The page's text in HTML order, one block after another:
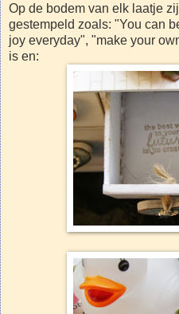
Op de bodem van elk laatje
gestempeld zoals: "You can
joy everyday", "make your
is en: